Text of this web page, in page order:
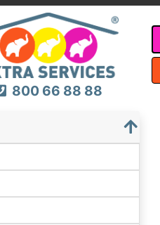
800 66 88 88